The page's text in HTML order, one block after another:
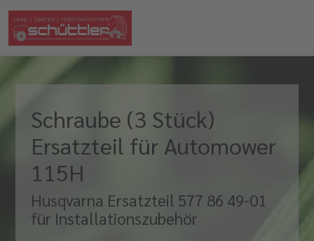
Schraube (3 Stück)
Ersatzteil für Automower
115H
Husqvarna Ersatzteil 577 86 49-01
für Installationszubehör